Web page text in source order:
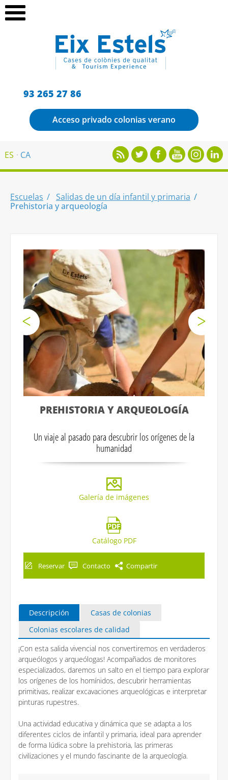
93 265 27 86
Acceso privado colonias verano
ES CA
Escuelas
Salidas de un día infantil y primaria
Prehistoria y arqueología
PREHISTORIA Y ARQUEOLOGÍA
Un viaje al pasado para descubrir los orígenes de la
humanidad
Galería de imágenes
Catálogo PDF
Reservar Contacto Compartir
Descripción
Casas de colonias
Colonias escolares de calidad
¡Con esta salida vivencial nos convertiremos en verdaderos
arqueólogos y arqueólogas! Acompañados de monitores
especializados, daremos un salto en el tiempo para explorar
los orígenes de los homínidos, descubrir herramientas
primitivas, realizar excavaciones arqueológicas e interpretar
pinturas rupestres.
Una actividad educativa y dinámica que se adapta a los
diferentes ciclos de infantil y primaria, ideal para aprender
de forma lúdica sobre la prehistoria, las primeras
civilizaciones y el mundo fascinante de la arqueología.